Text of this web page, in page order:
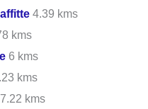
4.39 kms
kms
6 kms
kms
7.22 kms